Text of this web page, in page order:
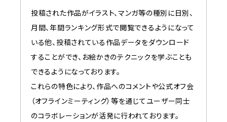
投稿された作品がイラスト、マンガ等の種別に日別、
月間、年間ランキング形式で閲覧できるようになって
いる他、投稿されている作品データをダウンロード
することができ、お絵かきのテクニックを学ぶことも
できるようになっております。
これらの特色により、作品へのコメントや公式オフ会
（オフラインミーティング）等を通じてユーザー同士
のコラボレーションが活発に行われております。